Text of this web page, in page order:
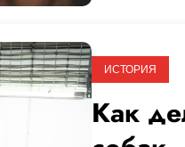
ИСТОРИЯ
Как